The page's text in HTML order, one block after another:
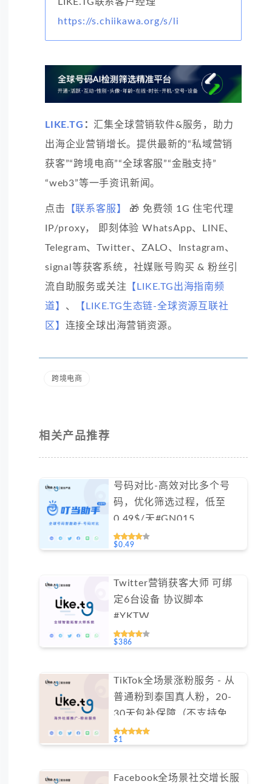
https://s.chiikawa.org/s/li
LIKE.TG ： 汇集全球营销软件&服务，助力
出海企业营销增长。提供最新的“私域营销
获客”“跨境电商”“全球客服”“金融支持”
“web3”等一手资讯新闻。
点击 【联系客服】
🎁 免费领 1G 住宅代理
IP/proxy， 即刻体验 WhatsApp、LINE、
Telegram、Twitter、ZALO、Instagram、
signal等获客系统，社媒账号购买 & 粉丝引
流自助服务或关注 【LIKE.TG出海指南频
道】 、
【LIKE.TG生态链-全球资源互联社
区】 连接全球出海营销资源。
跨境电商
相关产品推荐
号码对比-高效对比多个号
码，优化筛选过程，低至
0.49$/天#GN015
$0.49
Twitter营销获客大师 可绑
定6台设备 协议脚本
#YKTW
$386
TikTok全场景涨粉服务 - 从
普通粉到泰国真人粉，20-
30天包补保障（不支持免费
测试）
$1
Facebook全场景社交增长服